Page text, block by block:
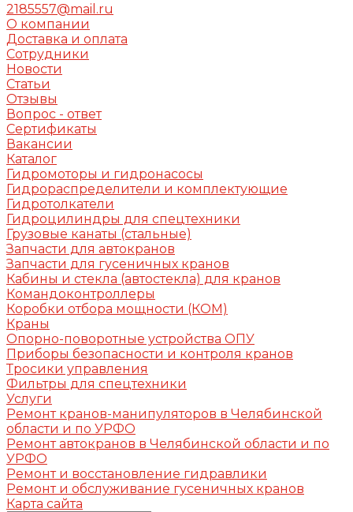
2185557@mail.ru
О компании
Доставка и оплата
Сотрудники
Новости
Статьи
Отзывы
Вопрос - ответ
Сертификаты
Вакансии
Каталог
Гидромоторы и гидронасосы
Гидрораспределители и комплектующие
Гидротолкатели
Гидроцилиндры для спецтехники
Грузовые канаты (стальные)
Запчасти для автокранов
Запчасти для гусеничных кранов
Кабины и стекла (автостекла) для кранов
Командоконтроллеры
Коробки отбора мощности (КОМ)
Краны
Опорно-поворотные устройства ОПУ
Приборы безопасности и контроля кранов
Тросики управления
Фильтры для спецтехники
Услуги
Ремонт кранов-манипуляторов в Челябинской
области и по УРФО
Ремонт автокранов в Челябинской области и по
УРФО
Ремонт и восстановление гидравлики
Ремонт и обслуживание гусеничных кранов
Карта сайта